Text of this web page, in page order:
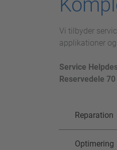
Vi tilbyder
applikationer
Service
Reservedele
Reparation
Optimering